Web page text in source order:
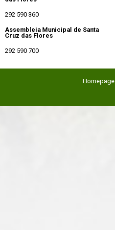
292 590 360
Assembleia Municipal de Santa
Cruz das Flores
292 590 700
Homepage